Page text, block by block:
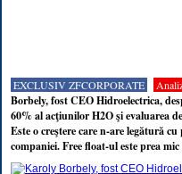
EXCLUSIV ZFCORPORATE
Borbely, fost CEO Hidroelectrica,
60% al acţiunilor H2O şi evaluarea
Este o creştere care n-are legătură
companiei. Free float-ul este prea mic